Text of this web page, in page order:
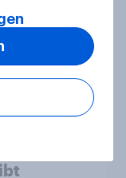
und die